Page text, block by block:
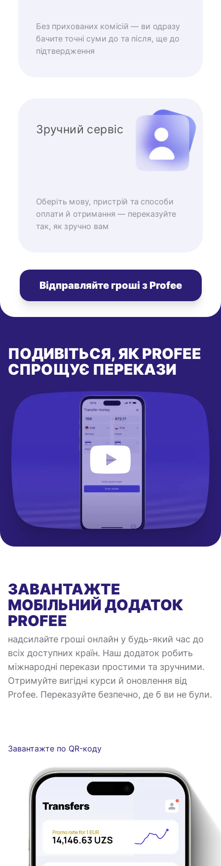
Без прихованих комісій — ви одразу
бачите точні суми до та після, ще до
підтвердження
Зручний сервіс
Оберіть мову, пристрій та способи
оплати й отримання — переказуйте
так, як зручно вам
Відправляйте гроші з Profee
ПОДИВІТЬСЯ, ЯК PROFEE
СПРОЩУЄ ПЕРЕКАЗИ
ЗАВАНТАЖТЕ
МОБІЛЬНИЙ ДОДАТОК
PROFEE
надсилайте гроші онлайн у будь-який час до
всіх доступних країн. Наш додаток робить
міжнародні перекази простими та зручними.
Отримуйте вигідні курси й оновлення від
Profee. Переказуйте безпечно, де б ви не були.
Завантажте по QR-коду